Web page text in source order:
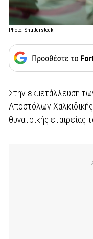
Photo: Shutterstock
Στην εκμετάλλευση
Αποστόλων
θυγατρικής εταιρείας